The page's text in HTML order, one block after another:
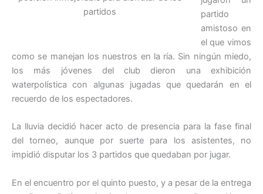
partidos
partido
amistoso en
el que vimos
como se manejan los nuestros en la ría. Sin ningún miedo,
los más jóvenes del club dieron una exhibición
waterpolística con algunas jugadas que quedarán en el
recuerdo de los espectadores.
La lluvia decidió hacer acto de presencia para la fase final
del torneo, aunque por suerte para los asistentes, no
impidió disputar los 3 partidos que quedaban por jugar.
En el encuentro por el quinto puesto, y a pesar de la entrega